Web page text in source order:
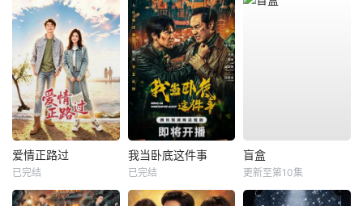
爱情正路过
已完结
我当卧底这件事
已完结
盲盒
更新至第10集